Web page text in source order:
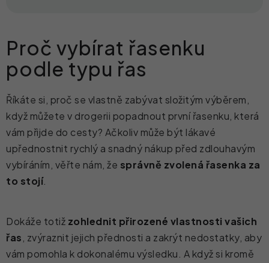
Proč vybírat řasenku
podle typu řas
Říkáte si, proč se vlastně zabývat složitým výběrem,
když můžete v drogerii popadnout první řasenku, která
vám přijde do cesty? Ačkoliv může být lákavé
upřednostnit rychlý a snadný nákup před zdlouhavým
vybíráním, věřte nám, že správně zvolená řasenka za
to stojí.
Dokáže totiž zohlednit přirozené vlastnosti vašich
řas , zvýraznit jejich přednosti a zakrýt nedostatky, aby
vám pomohla k dokonalému výsledku. A když si kromě